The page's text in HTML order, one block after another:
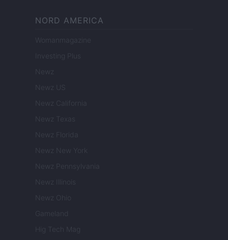
NORD AMERICA
Womanmagazine
Investing Plus
Newz
Newz US
Newz California
Newz Texas
Newz Florida
Newz New York
Newz Pennsylvania
Newz Illinois
Newz Ohio
Gameland
Hig Tech Mag